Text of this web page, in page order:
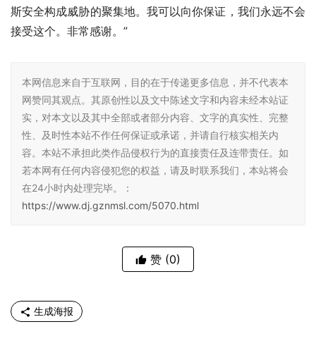
斯安全构成威胁的聚集地。我可以向你保证，我们永远不会
接受这个。非常感谢。”
本网信息来自于互联网，目的在于传递更多信息，并不代表本
网赞同其观点。其原创性以及文中陈述文字和内容未经本站证
实，对本文以及其中全部或者部分内容、文字的真实性、完整
性、及时性本站不作任何保证或承诺，并请自行核实相关内
容。本站不承担此类作品侵权行为的直接责任及连带责任。如
若本网有任何内容侵犯您的权益，请及时联系我们，本站将会
在24小时内处理完毕。：
https://www.dj.gznmsl.com/5070.html
赞 (0)
生成海报